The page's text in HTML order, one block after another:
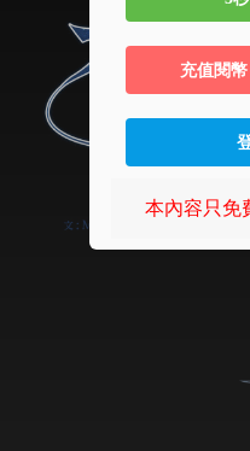
充值閱
本內容只免